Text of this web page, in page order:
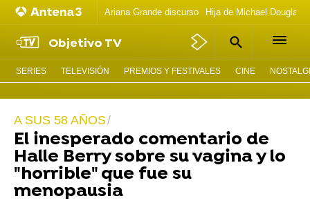
Ariana Grande discurso Hija de Michael Douglas
Objetivo TV
SERIES TELEVISIÓN PREMIOS Y FESTIVALES CINE
A SUS 58 AÑOS
El inesperado comentario de
Halle Berry sobre su vagina y lo
"horrible" que fue su
menopausia